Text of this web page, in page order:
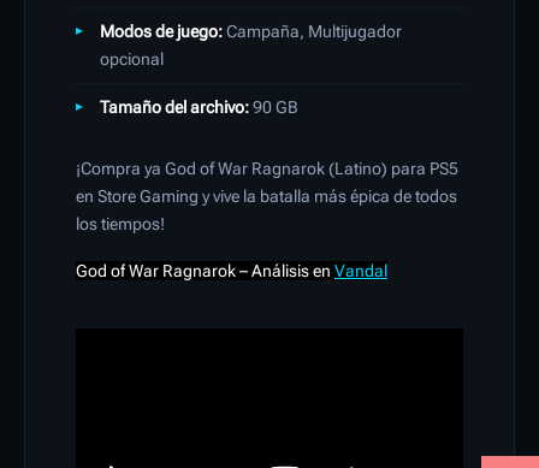
Modos de juego:Campaña, Multijugador
opcional
Tamaño del archivo:90 GB
¡Compra ya God of War Ragnarok (Latino) para PS5
en Store Gaming y vive la batalla más épica de todos
los tiempos!
God ofWar Ragnarok– Análisisen Vandal